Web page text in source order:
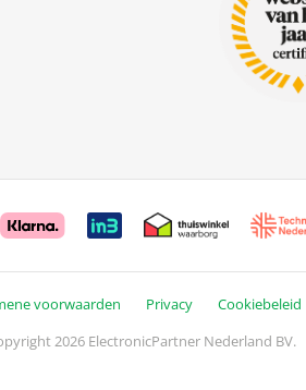
voorwaarden Privacy
Cookiebeleid
2026 ElectronicPartner Nederland BV.